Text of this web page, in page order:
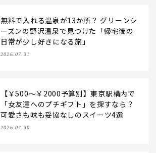
無料で入れる温泉が13か所？ グリーンシ
ーズンの野沢温泉で見つけた「帰宅後の
日常が少し好きになる旅」
2026.07.31
【￥500～￥2000予算別】東京駅構内で
「女友達へのプチギフト」を探すなら？
可愛さも味も妥協なしのスイーツ4選
2026.07.30